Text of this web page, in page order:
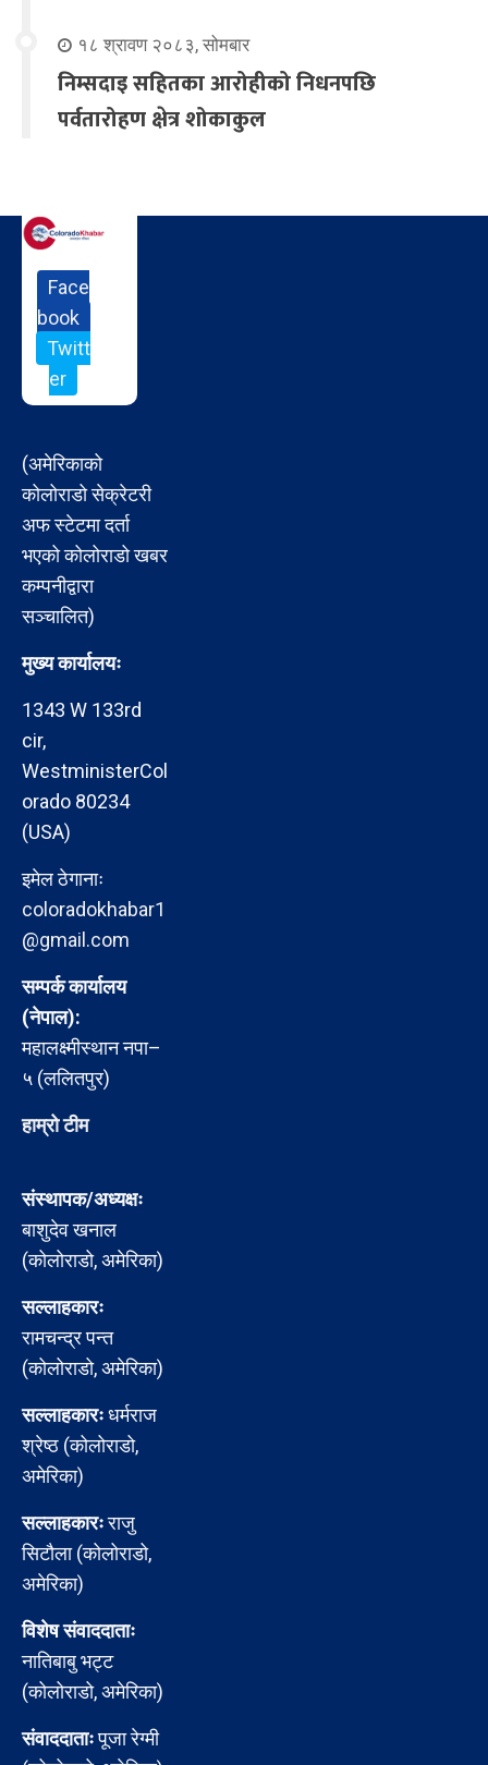
१८ श्रावण २०८३, सोमबार
निम्सदाइ सहितका आरोहीको निधनपछि
पर्वतारोहण क्षेत्र शोकाकुल
Face
book
Twitt
er
(अमेरिकाको
कोलोराडो सेक्रेटरी
अफ स्टेटमा दर्ता
भएको कोलोराडो खबर
कम्पनीद्वारा
सञ्चालित)
मुख्य कार्यालयः
1343 W 133rd
cir,
WestministerCol
orado 80234
(USA)
इमेल ठेगानाः
coloradokhabar1
@gmail.com
सम्पर्क कार्यालय
(नेपाल):
महालक्ष्मीस्थान नपा–
५ (ललितपुर)
हाम्रो टीम
संस्थापक/अध्यक्षः
बाशुदेव खनाल
(कोलोराडो, अमेरिका)
सल्लाहकारः
रामचन्द्र पन्त
(कोलोराडो, अमेरिका)
सल्लाहकारःधर्मराज
श्रेष्ठ (कोलोराडो,
अमेरिका)
सल्लाहकारःराजु
सिटौला (कोलोराडो,
अमेरिका)
विशेष संवाददाताः
नातिबाबु भट्ट
(कोलोराडो, अमेरिका)
संवाददाताःपूजा रेग्मी